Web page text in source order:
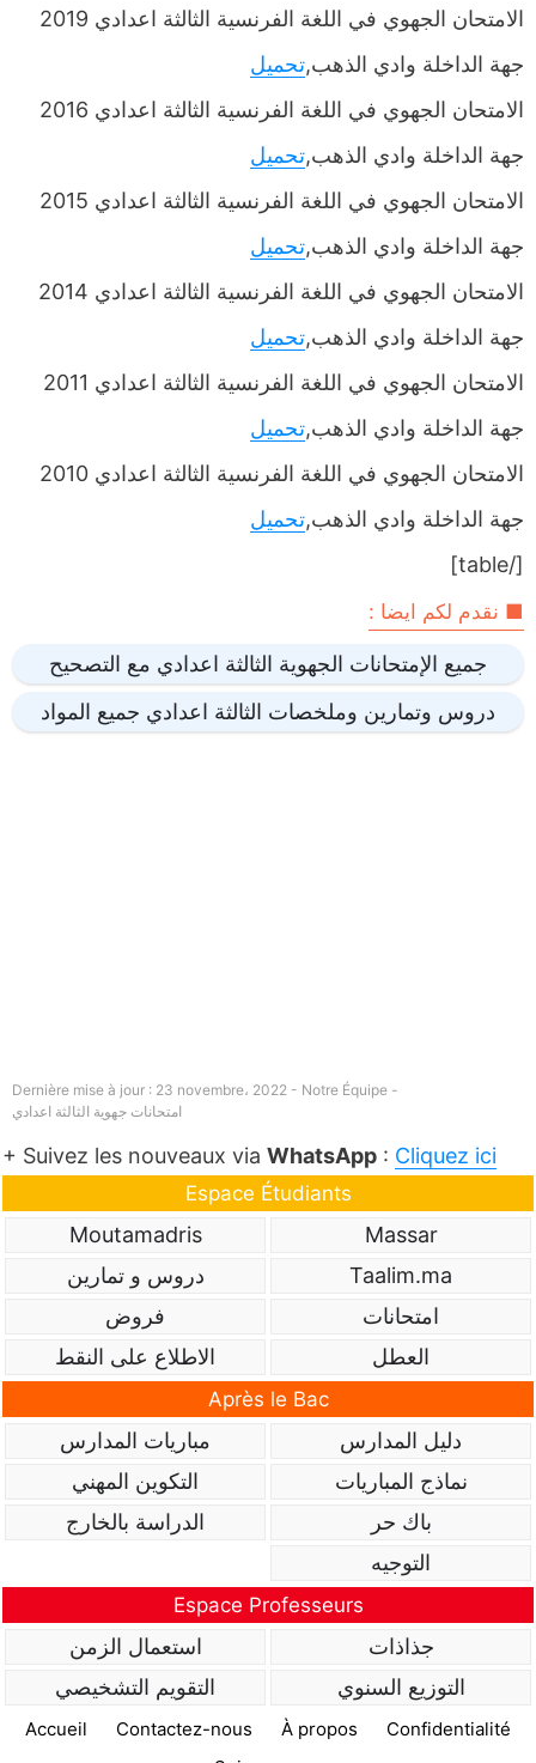
الامتحان الجهوي في اللغة الفرنسية الثالثة اعدادي 2019
جهة الداخلة وادي الذهب,تحميل
الامتحان الجهوي في اللغة الفرنسية الثالثة اعدادي 2016
جهة الداخلة وادي الذهب,تحميل
الامتحان الجهوي في اللغة الفرنسية الثالثة اعدادي 2015
جهة الداخلة وادي الذهب,تحميل
الامتحان الجهوي في اللغة الفرنسية الثالثة اعدادي 2014
جهة الداخلة وادي الذهب,تحميل
الامتحان الجهوي في اللغة الفرنسية الثالثة اعدادي 2011
جهة الداخلة وادي الذهب,تحميل
الامتحان الجهوي في اللغة الفرنسية الثالثة اعدادي 2010
جهة الداخلة وادي الذهب,تحميل
[/table]
■ نقدم لكم ايضا :
جميع الإمتحانات الجهوية الثالثة اعدادي مع التصحيح
دروس وتمارين وملخصات الثالثة اعدادي جميع المواد
Dernière mise à jour : 23 novembre، 2022 - Notre Équipe -
امتحانات جهوية الثالثة اعدادي
+ Suivez les nouveaux via WhatsApp : Cliquez ici
Espace Étudiants
Massar
Moutamadris
Taalim.ma
دروس و تمارين
امتحانات
فروض
العطل
الاطلاع على النقط
Après le Bac
دليل المدارس
مباريات المدارس
نماذج المباريات
التكوين المهني
باك حر
الدراسة بالخارج
التوجيه
Espace Professeurs
جذاذات
استعمال الزمن
التوزيع السنوي
التقويم التشخيصي
Accueil Contactez-nous À propos
Confidentialité